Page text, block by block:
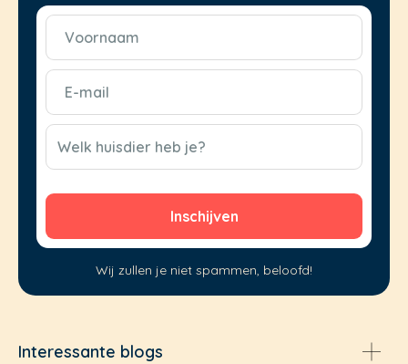
Voornaam
(Vereist)
E-
mail
(Vereist)
CAPTCHA
Welk huisdier heb je?
Wij zullen je niet spammen, beloofd!
Interessante blogs